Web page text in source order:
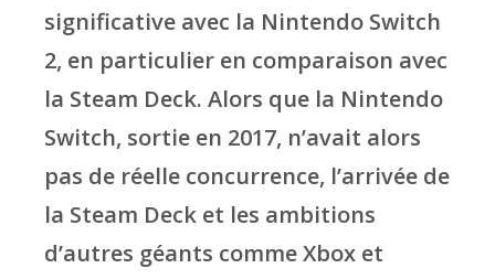
significative avec la Nintendo Switch
2, en particulier en comparaison avec
la Steam Deck. Alors que la Nintendo
Switch, sortie en 2017, n’avait alors
pas de réelle concurrence, l’arrivée de
la Steam Deck et les ambitions
d’autres géants comme Xbox et